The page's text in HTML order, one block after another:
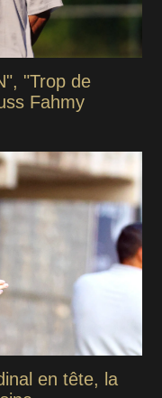
"Trop de
Fahmy
en tête, la